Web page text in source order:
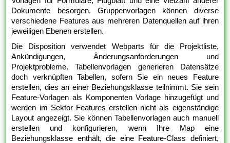
Dokumente besorgen. Gruppenvorlagen können diverse
verschiedene Features aus mehreren Datenquellen auf ihren
jeweiligen Ebenen erstellen.
Die Disposition verwendet Webparts für die Projektliste,
Ankündigungen, Änderungsanforderungen und
Projektprobleme. Tabellenvorlagen generieren Datensätze
doch verknüpften Tabellen, sofern Sie ein neues Feature
erstellen, dies an einer Beziehungsklasse teilnimmt. Sie sein
Feature-Vorlagen als Komponenten Vorlage hinzugefügt und
werden im Sektor Features erstellen nicht als eigenständige
Layout angezeigt. Sie können Tabellenvorlagen auch manuell
erstellen und konfigurieren, wenn Ihre Map eine
Beziehungsklasse enthält, die eine Feature-Class definiert,